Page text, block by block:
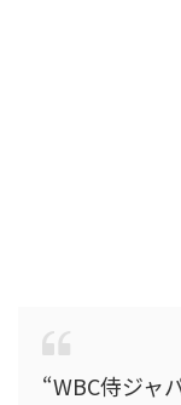
“WBC侍ジャ